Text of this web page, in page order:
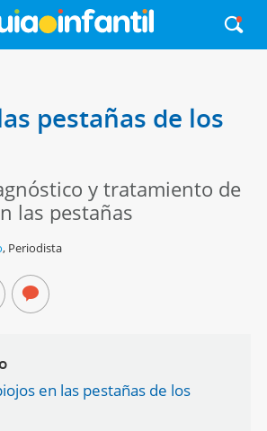
pestañas de los
y tratamiento de
las pestañas
, Periodista
en las pestañas de los